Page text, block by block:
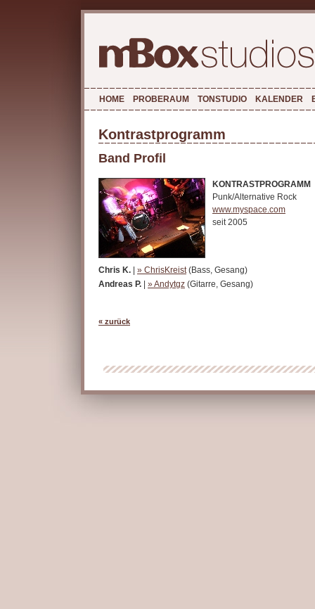
HOME PROBERAUM TONSTUDIO KALENDER
Kontrastprogramm
Band Profil
KONTRASTPROGRAMM
Punk/Alternative Rock
www.myspace.com
seit 2005
Chris K. » ChrisKreist(Bass, Gesang)
Andreas P.
» Andytgz (Gitarre, Gesang)
« zurück